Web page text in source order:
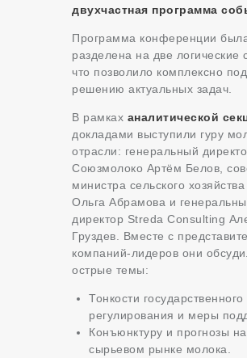
двухчастная программа
Программа конференции
разделена на две логические
что позволило комплексно
решению актуальных задач.
В рамках аналитической
докладами выступили гуру
отрасли: генеральный
Союзмолоко Артём Белов,
министра сельского
Ольга Абрамова и
директор Streda Consulting
Груздев. Вместе с
компаний-лидеров они
острые темы:
Тонкости государственного
регулирования и меры
Конъюнктуру и прогнозы на
сырьевом рынке молока.